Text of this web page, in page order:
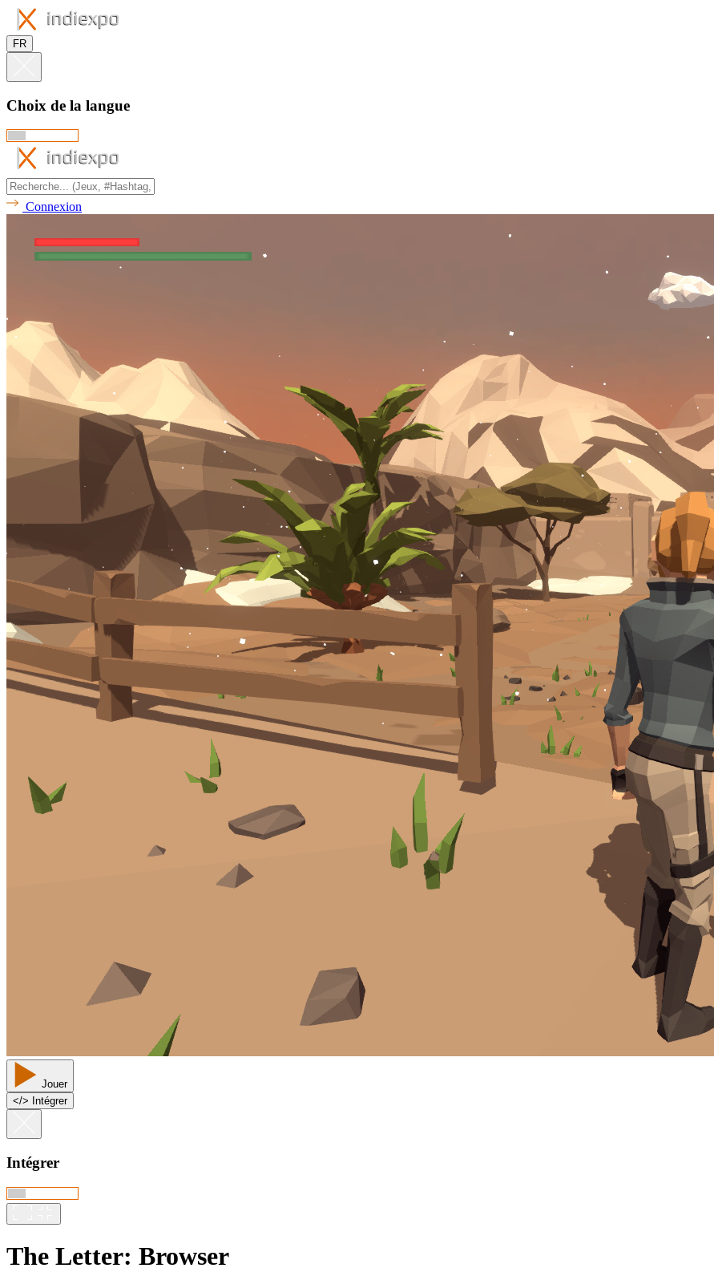
FR
Choix de la langue
Connexion
Jouer
</> Intégrer
Intégrer
The Letter: Browser